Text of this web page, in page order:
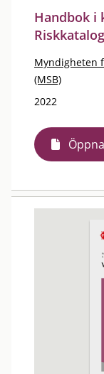
Handbok i
Myndigheten
(MSB)
2022